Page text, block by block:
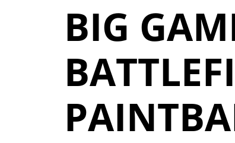
BIG